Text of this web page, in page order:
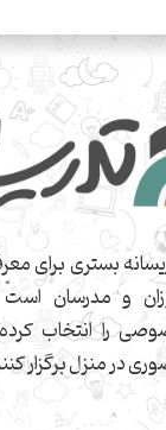
بستری برای
و مدرسان است
را انتخاب
در منزل برگزار